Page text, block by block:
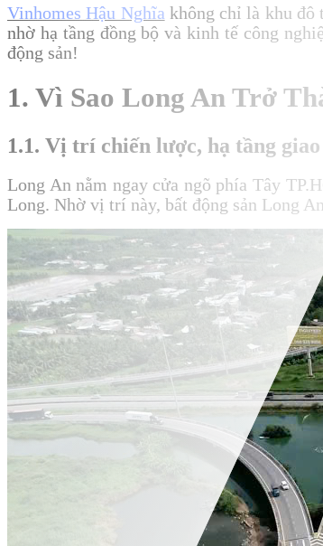
Vinhomes Hậu Nghĩa không chỉ là khu đô
nhờ hạ tầng đồng bộ và kinh tế công
động sản!
1. Vì Sao Long An Trở
1.1. Vị trí chiến lược, hạ tầng
Long An nằm ngay cửa ngõ phía Tây
Long. Nhờ vị trí này, bất động sản Long